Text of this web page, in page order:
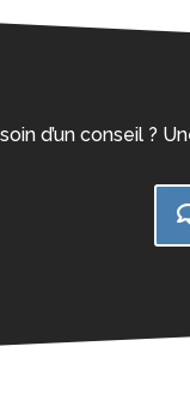
d’un conseil ?